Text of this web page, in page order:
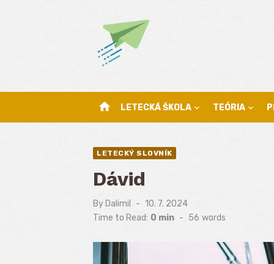
home LETECKÁ ŠKOLA TEÓRIA
LETECKÝ SLOVNÍK
Dávid
By Dalimil
Posted
on
10. 7. 2024
Time to Read: 0 min - 56 words